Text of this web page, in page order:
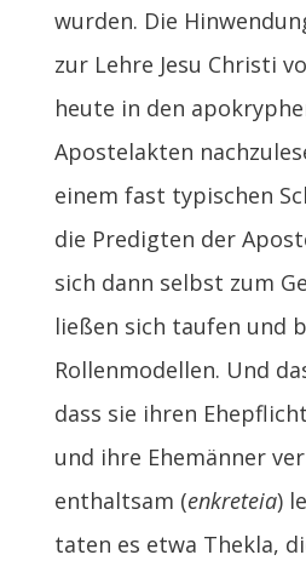
wurden. Die
zur Lehre Jesu Christi
heute in den
Apostelakten
einem fast typischen
die Predigten der
sich dann selbst zum
ließen sich taufen und
Rollenmodellen. Und
dass sie ihren
und ihre Ehemänner
enthaltsam (enkreteia)
taten es etwa Thekla,